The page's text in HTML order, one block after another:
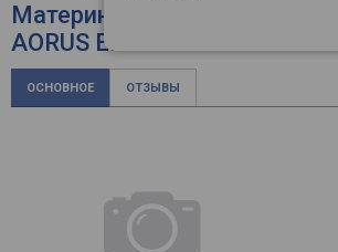
Материнская плата Gigabyte
AORUS ELITE AX V2
ОСНОВНОЕ ОТЗЫВЫ